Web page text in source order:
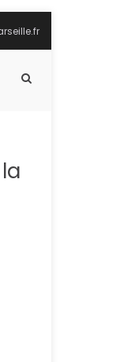
Afficher